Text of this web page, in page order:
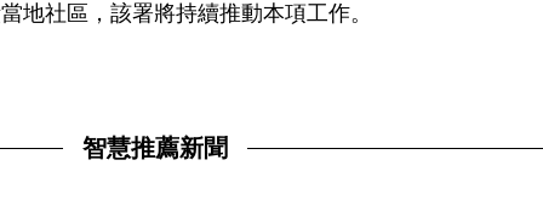
地社區，該署將持續推動本項工作。
智慧推薦新聞